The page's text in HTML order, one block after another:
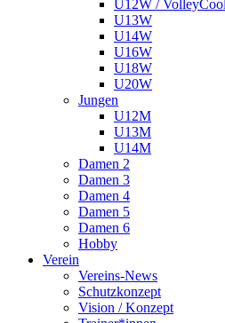
U12W / VolleyCool
U13W
U14W
U16W
U18W
U20W
Jungen
U12M
U13M
U14M
Damen 2
Damen 3
Damen 4
Damen 5
Damen 6
Hobby
Verein
Vereins-News
Schutzkonzept
Vision / Konzept